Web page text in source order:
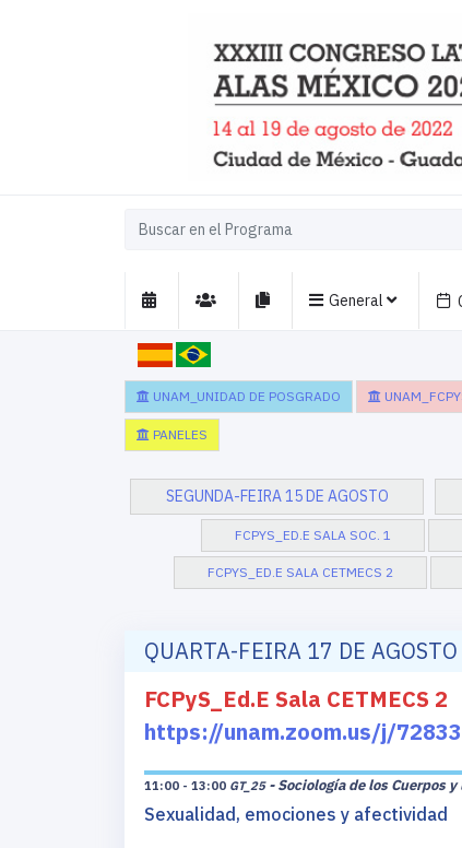
General
UNAM_UNIDAD DE POSGRADO
PANELES
SEGUNDA-FEIRA 15 DE AGOSTO
FCPYS_ED.E SALA SOC. 1
FCPYS_ED.E SALA CETMECS 2
QUARTA-FEIRA 17 DE AGOSTO
FCPyS_Ed.E Sala CETMECS 2
https://unam.zoom.us/j/
11:00 - 13:00 GT_25 - Sociología de los Cuerpos
Sexualidad, emociones y afectividad